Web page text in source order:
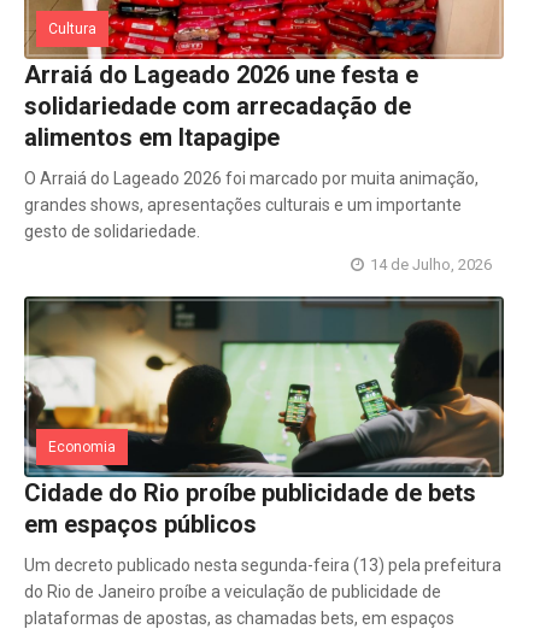
Cultura
Arraiá do Lageado 2026 une festa e
solidariedade com arrecadação de
alimentos em Itapagipe
O Arraiá do Lageado 2026 foi marcado por muita animação,
grandes shows, apresentações culturais e um importante
gesto de solidariedade.
14 de Julho, 2026
Economia
Cidade do Rio proíbe publicidade de bets
em espaços públicos
Um decreto publicado nesta segunda-feira (13) pela prefeitura
do Rio de Janeiro proíbe a veiculação de publicidade de
plataformas de apostas, as chamadas bets, em espaços